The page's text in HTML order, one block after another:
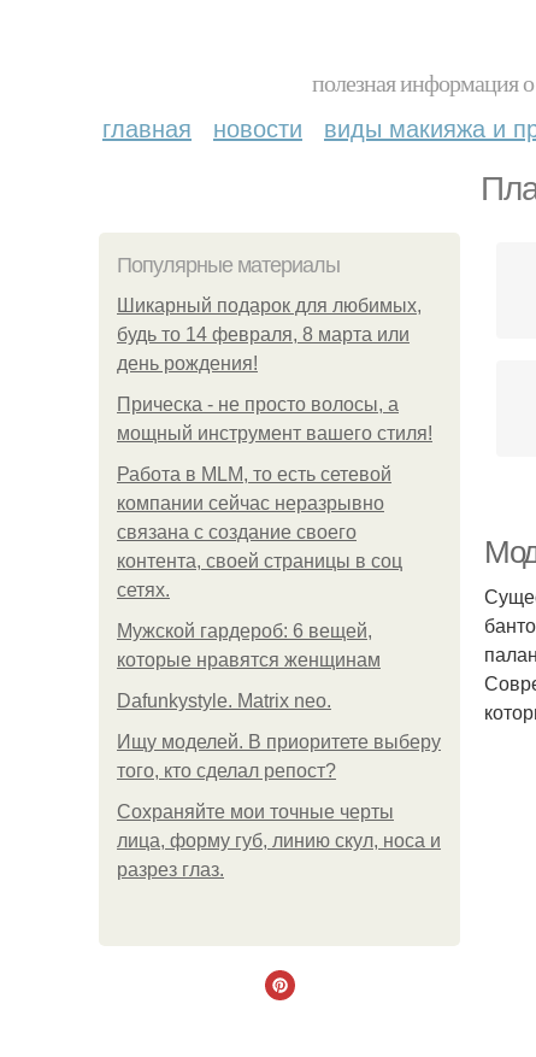
полезная информация
главная новости виды макияжа и
Популярные материалы
Шикарный подарок для любимых,
будь то 14 февраля, 8 марта или
день рождения!
Прическа - не просто волосы, а
мощный инструмент вашего стиля!
Работа в MLM, то есть сетевой
компании сейчас неразрывно
связана с создание своего
контента, своей страницы в соц
сетях.
Мужской гардероб: 6 вещей,
которые нравятся женщинам
Dafunkystyle. Matrix neo.
Ищу моделей. В приоритете выберу
того, кто сделал репост?
Сохраняйте мои точные черты
лица, форму губ, линию скул, носа и
разрез глаз.